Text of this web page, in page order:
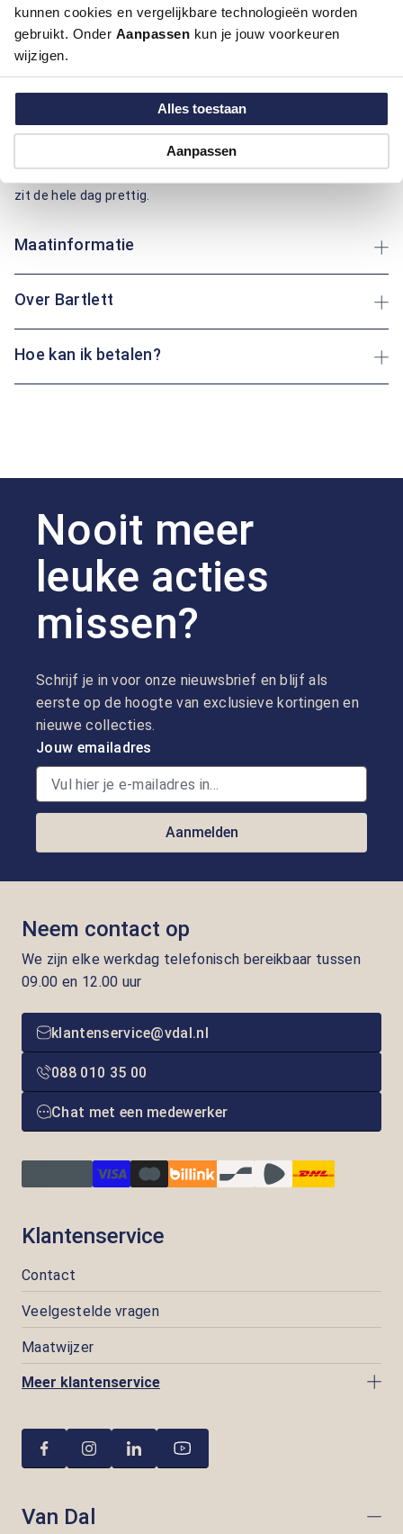
kunnen cookies en vergelijkbare technologieën worden
gebruikt. Onder Aanpassen kun je jouw voorkeuren
wijzigen.
Alles toestaan
Aanpassen
Dit overhemd van Bartlett draagt prettig en ziet er verzorgd
uit. De klassieke boord, de regular fit pasvorm en de
knoopsluiting geven je bewegingsruimte en een nette lijn. Het
grafisch motief met kleine, herhalende vormen zorgt voor
een frisse uitstraling die makkelijk combineert. Het is
gemaakt van 100% katoen, wat zacht aanvoelt, goed ademt
en vocht opneemt, zodat je de hele dag comfortabel blijft. Of
zit de hele dag prettig.
Maatinformatie
Over Bartlett
Hoe kan ik betalen?
Nooit meer
leuke acties
missen?
Schrijf je in voor onze nieuwsbrief en blijf als
eerste op de hoogte van exclusieve kortingen en
nieuwe collecties.
Jouw emailadres
Aanmelden
Neem contact op
We zijn elke werkdag telefonisch bereikbaar tussen
09.00 en 12.00 uur
klantenservice@vdal.nl
088 010 35 00
Chat met een medewerker
Klantenservice
Contact
Veelgestelde vragen
Maatwijzer
Meer klantenservice
Van Dal